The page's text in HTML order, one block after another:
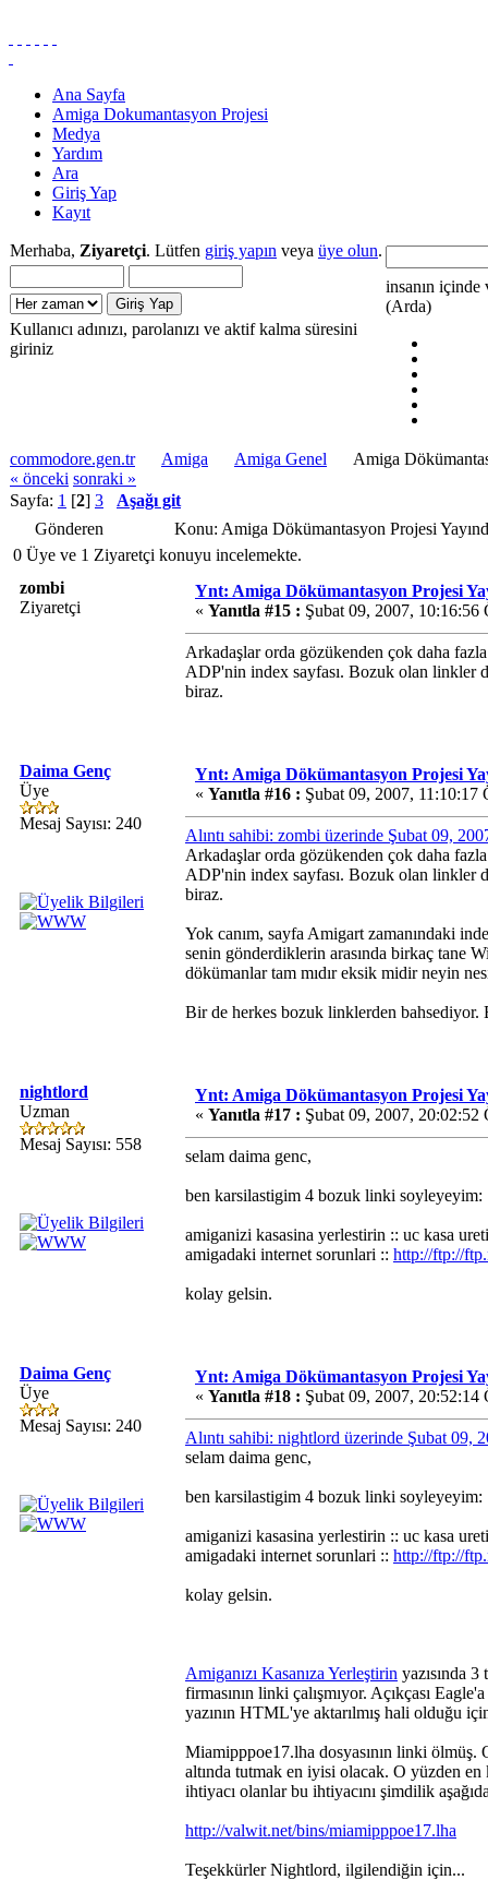
Ana Sayfa
Amiga Dokumantasyon Projesi
Medya
Yardım
Ara
Giriş Yap
Kayıt
Merhaba, Ziyaretçi. Lütfen giriş yapın veya üye olun.
Kullanıcı adınızı, parolanızı ve aktif kalma süresini
giriniz
insanın içinde
(Arda)
commodore.gen.tr Amiga Amiga Genel
Amiga
« önceki sonraki »
Sayfa: 1 [2] 3
Aşağı git
Gönderen
Konu: Amiga Dökümantasyon Projesi
0 Üye ve 1 Ziyaretçi konuyu incelemekte.
zombi
Ziyaretçi
Ynt: Amiga Dökümantasyon Projesi
« Yanıtla #15 : Şubat 09, 2007, 10:16:56
Arkadaşlar orda gözükenden çok daha
ADP'nin index sayfası. Bozuk olan linkler
biraz.
Daima Genç
Üye
Mesaj Sayısı: 240
Ynt: Amiga Dökümantasyon Projesi
« Yanıtla #16 : Şubat 09, 2007, 11:10:17
Alıntı sahibi: zombi üzerinde Şubat 09,
Arkadaşlar orda gözükenden çok daha
ADP'nin index sayfası. Bozuk olan linkler
biraz.
Yok canım, sayfa Amigart zamanındaki
senin gönderdiklerin arasında birkaç tane
dökümanlar tam mıdır eksik midir neyin
Bir de herkes bozuk linklerden
nightlord
Uzman
Mesaj Sayısı: 558
Ynt: Amiga Dökümantasyon Projesi
« Yanıtla #17 : Şubat 09, 2007, 20:02:52
selam daima genc,
ben karsilastigim 4 bozuk linki soyleyeyim:
amiganizi kasasina yerlestirin :: uc kasa
amigadaki internet sorunlari :: http://ftp://
kolay gelsin.
Daima Genç
Üye
Mesaj Sayısı: 240
Ynt: Amiga Dökümantasyon Projesi
« Yanıtla #18 : Şubat 09, 2007, 20:52:14
Alıntı sahibi: nightlord üzerinde Şubat 09,
selam daima genc,
ben karsilastigim 4 bozuk linki soyleyeyim:
amiganizi kasasina yerlestirin :: uc kasa
amigadaki internet sorunlari :: http://ftp://
kolay gelsin.
Amiganızı Kasanıza Yerleştirin yazısında
firmasının linki çalışmıyor. Açıkçası
yazının HTML'ye aktarılmış hali olduğu
Miamipppoe17.lha dosyasının linki ölmüş.
altında tutmak en iyisi olacak. O yüzden en
ihtiyacı olanlar bu ihtiyacını şimdilik
http://valwit.net/bins/miamipppoe17.lha
Teşekkürler Nightlord, ilgilendiğin için...